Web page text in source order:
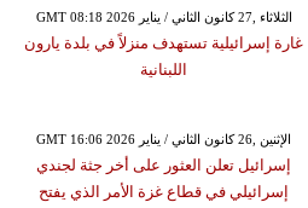
GMT 08:18 2026 الثلاثاء ,27 كانون الثاني / يناير
غارة إسرائيلية تستهدف منزلاً في بلدة يارون
اللبنانية
GMT 16:06 2026 الإثنين ,26 كانون الثاني / يناير
إسرائيل تعلن العثور على أخر جثة لجندي
إسرائيلي في قطاع غزة الأمر الذي يفتح